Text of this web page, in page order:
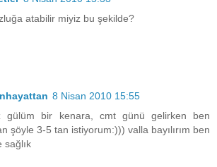
atabilir miyiz bu şekilde?
8 Nisan 2010 15:55
gülüm bir kenara, cmt günü gelirken ben
şöyle 3-5 tan istiyorum:))) valla bayılırım ben
sağlık